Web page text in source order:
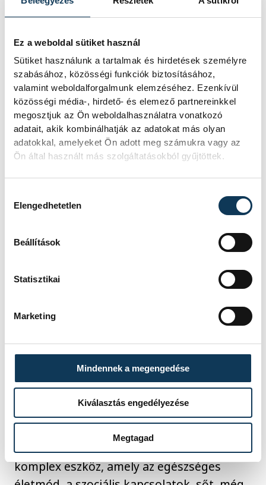
Ez a weboldal sütiket használ
Sütiket használunk a tartalmak és hirdetések személyre
szabásához, közösségi funkciók biztosításához,
valamint weboldalforgalmunk elemzéséhez. Ezenkívül
közösségi média-, hirdető- és elemező partnereinkkel
megosztjuk az Ön weboldalhasználatra vonatkozó
adatait, akik kombinálhatják az adatokat más olyan
adatokkal, amelyeket Ön adott meg számukra vagy az
Ön által használt más szolgáltatásokból gyűjtöttek.
Elengedhetetlen
Beállítások
Statisztikai
Marketing
Mindennek a megengedése
Kiválasztás engedélyezése
Megtagad
programfinanszírozási lehetőségei
olyan együttműködésekre támaszkodik,
amelyek már eddig is bizonyították
életképességüket, elég csak a Mozgás
Éjszakájára gondolni, ahol ezrek vettek
részt alternatív sportprogramokban,
közösségi sétákon, kerékpározáson vagy
éjszakai sporteseményeken.
Ovádi Péter
beszédében a csapatmunka
fontosságát hangsúlyozta, mint az előző
nagyprojekt sikerének legfőbb kulcsát.
Mint mondta, a térség önkormányzatai
világosan mutatja, hogy a közös célok
szűntek meg a kulturális évad lezárultával.
Hozzátette, hogy az infrastruktúra
fejlesztése, a programkínálat bővítése és
az aktív közösségek támogatása mind
hozzájárulhat ahhoz, hogy a régió valóban
érezhető változáson menjen keresztül. A
sport ebben az értelmezésben nem
önmagáért való tevékenység: olyan
komplex eszköz, amely az egészséges